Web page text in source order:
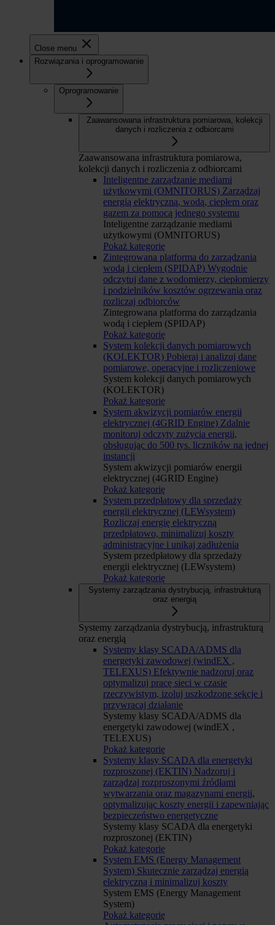
Close menu
Rozwiązania i oprogramowanie
Oprogramowanie
Zaawansowana infrastruktura pomiarowa, kolekcji
danych i rozliczenia z odbiorcami
Zaawansowana infrastruktura pomiarowa,
kolekcji danych i rozliczenia z odbiorcami
Inteligentne zarządzanie mediami
użytkowymi (OMNITORUS) Zarządzaj
energią elektryczną, wodą, ciepłem oraz
gazem za pomocą jednego systemu
Inteligentne zarządzanie mediami
użytkowymi (OMNITORUS)
Pokaż kategorię
Zintegrowana platforma do zarządzania
wodą i ciepłem (SPIDAP) Wygodnie
odczytuj dane z wodomierzy, ciepłomierzy
i podzielników kosztów ogrzewania oraz
rozliczaj odbiorców
Zintegrowana platforma do zarządzania
wodą i ciepłem (SPIDAP)
Pokaż kategorię
System kolekcji danych pomiarowych
(KOLEKTOR) Pobieraj i analizuj dane
pomiarowe, operacyjne i rozliczeniowe
System kolekcji danych pomiarowych
(KOLEKTOR)
Pokaż kategorię
System akwizycji pomiarów energii
elektrycznej (4GRID Engine) Zdalnie
monitoruj odczyty zużycia energii,
obsługując do 500 tys. liczników na jednej
instancji
System akwizycji pomiarów energii
elektrycznej (4GRID Engine)
Pokaż kategorię
System przedpłatowy dla sprzedaży
energii elektrycznej (LEWsystem)
Rozliczaj energię elektryczną
przedpłatowo, minimalizuj koszty
administracyjne i unikaj zadłużenia
System przedpłatowy dla sprzedaży
energii elektrycznej (LEWsystem)
Pokaż kategorię
Systemy zarządzania dystrybucją, infrastrukturą
oraz energią
Systemy zarządzania dystrybucją, infrastrukturą
oraz energią
Systemy klasy SCADA/ADMS dla
energetyki zawodowej (windEX ,
TELEXUS) Efektywnie nadzoruj oraz
optymalizuj pracę sieci w czasie
rzeczywistym, izoluj uszkodzone sekcje i
przywracaj działanie
Systemy klasy SCADA/ADMS dla
energetyki zawodowej (windEX ,
TELEXUS)
Pokaż kategorię
Systemy klasy SCADA dla energetyki
rozproszonej (EKTIN) Nadzoruj i
zarządzaj rozproszonymi źródłami
wytwarzania oraz magazynami energii,
optymalizując koszty energii i zapewniając
bezpieczeństwo energetyczne
Systemy klasy SCADA dla energetyki
rozproszonej (EKTIN)
Pokaż kategorię
System EMS (Energy Management
System) Skutecznie zarządzaj energią
elektryczną i minimalizuj koszty
System EMS (Energy Management
System)
Pokaż kategorię